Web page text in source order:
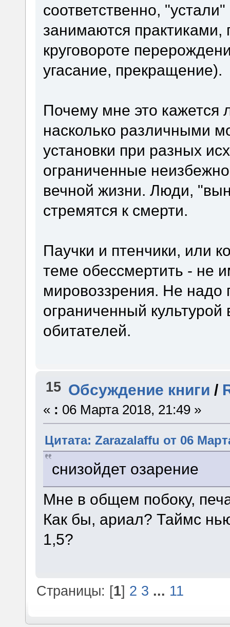
соответственно,
занимаются
круговороте
угасание, прекращение).
Почему мне это
насколько различными
установки при разных
ограниченные
вечной жизни. Люди,
стремятся к смерти.
Паучки и птенчики, или
теме обессмертить - не
мировоззрения. Не надо
ограниченный культурой
обитателей.
15 Обсуждение книги /
« : 06 Марта 2018, 21:49 »
Цитата: Zarazalaffu от 06
снизойдет озарение
Мне в общем побоку,
Как бы, ариал? Таймс
1,5?
Страницы: [1] 2 3 ... 11